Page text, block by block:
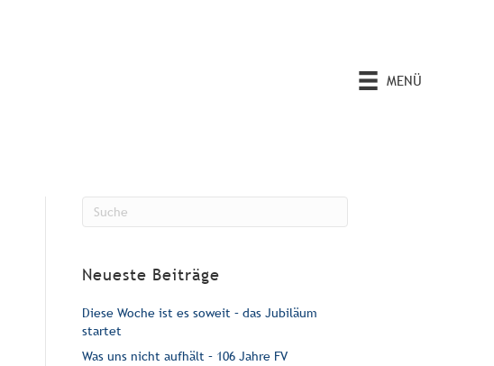
MENÜ
Neueste Beiträge
Diese Woche ist es soweit – das Jubiläum
startet
Was uns nicht aufhält – 106 Jahre FV